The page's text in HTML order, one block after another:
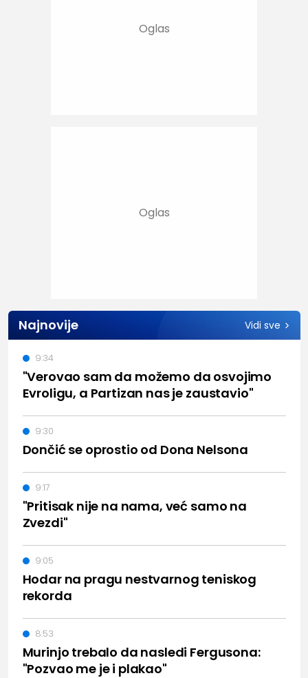
Najnovije Vidi sve
"Verovao sam da možemo da osvojimo
Evroligu, a Partizan nas je zaustavio"
9:34
Dončić se oprostio od Dona Nelsona
9:30
"Pritisak nije na nama, već samo na
Zvezdi"
9:17
Hodar na pragu nestvarnog teniskog
rekorda
9:05
Murinjo trebalo da nasledi Fergusona:
"Pozvao me je i plakao"
8:53